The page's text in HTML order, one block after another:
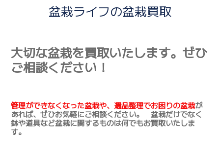
盆栽ライフの盆栽買取
大切な盆栽を買取いたします。ぜひ
ご相談ください！
管理ができなくなった盆栽や、遺品整理でお困りの盆栽が
あれば、ぜひお気軽にご相談ください。 盆栽だけでなく
鉢や道具など盆栽に関するものは何でもお買取いたしま
す。